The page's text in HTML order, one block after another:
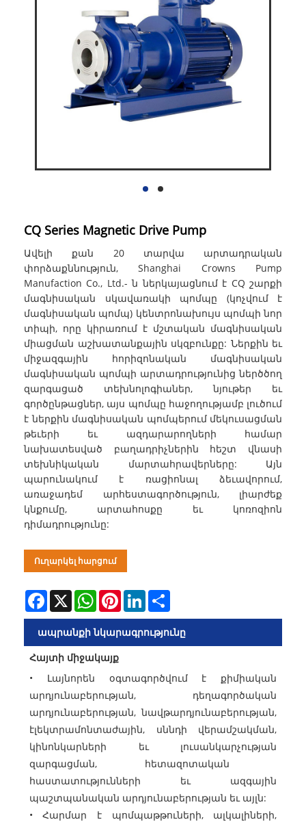
CQ Series Magnetic Drive Pump
Ավելի քան 20 տարվա արտադրական
փորձաքննություն, Shanghai Crowns Pump
Manufaction Co., Ltd.- ն ներկայացնում է CQ շարքի
մագնիսական սկավառակի պոմպը (կոչվում է
մագնիսական պոմպ) կենտրոնախույս պոմպի նոր
տիպի, որը կիրառում է մշտական ​​մագնիսական
միացման աշխատանքային սկզբունքը: Ներքին եւ
միջազգային հորիզոնական մագնիսական
մագնիսական պոմպի արտադրությունից ներծծող
զարգացած տեխնոլոգիաներ, նյութեր եւ
գործընթացներ, այս պոմպը հաջողությամբ լուծում
է ներքին մագնիսական պոմպերում մեկուսացման
թեւերի եւ ազդարարողների համար
նախատեսված բաղադրիչներին հեշտ վնասի
տեխնիկական մարտահրավերները: Այն
պարունակում է ռացիոնալ ձեւավորում,
առաջադեմ արհեստագործություն, լիարժեք
կնքումը, արտահոսքը եւ կոռոզիոն
դիմադրությունը:
Ուղարկել հարցում
Facebook
X WhatsAppPinterestLinkedIn
ապրանքի նկարագրությունը
Հայտի միջակայք
• Լայնորեն օգտագործվում է քիմիական
արդյունաբերության, դեղագործական
արդյունաբերության, նավթարդյունաբերության,
էլեկտրամոնտաժային, սննդի վերամշակման,
կինոնկարների եւ լուսանկարչության
զարգացման, հետազոտական ​​
հաստատությունների եւ ազգային
պաշտպանական արդյունաբերության եւ այլն:
• Հարմար է պոմպաթթուների, ալկալիների,